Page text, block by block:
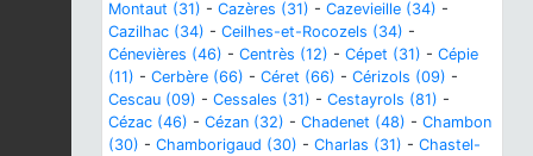
Montaut (31) - Cazères (31) - Cazevieille (34) -
Cazilhac (34) - Ceilhes-et-Rocozels (34) -
Cénevières (46) - Centrès (12) - Cépet (31) - Cépie
(11) - Cerbère (66) - Céret (66) - Cérizols (09) -
Cescau (09) - Cessales (31) - Cestayrols (81) -
Cézac (46) - Cézan (32) - Chadenet (48) - Chambon
(30) - Chamborigaud (30) - Charlas (31) - Chastel-